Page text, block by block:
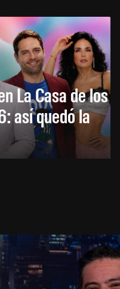
La Casa de los
así quedó la